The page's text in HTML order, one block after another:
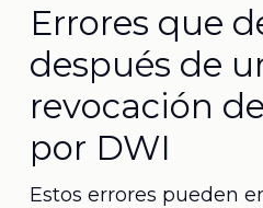
Errores que
después de
revocación
por DWI
Estos errores pueden